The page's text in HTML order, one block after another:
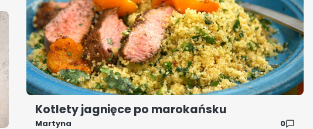
Kotlety jagnięce po marokańsku
Martyna 0